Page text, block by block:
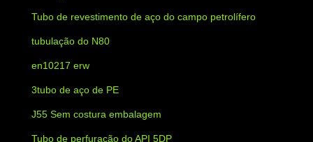
Tubo de revestimento de aço do campo petrolífero
tubulação do N80
en10217 erw
3tubo de aço de PE
J55 Sem costura embalagem
Tubo de perfuração do API 5DP